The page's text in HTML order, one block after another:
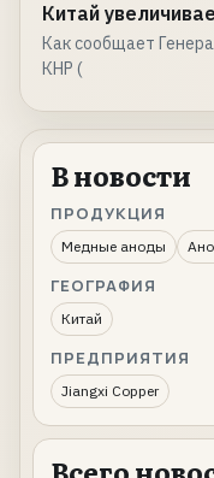
Китай
Как сообщает
КНР (
В новости
ПРОДУКЦИЯ
Медные аноды
ГЕОГРАФИЯ
Китай
ПРЕДПРИЯТИЯ
Jiangxi Copper